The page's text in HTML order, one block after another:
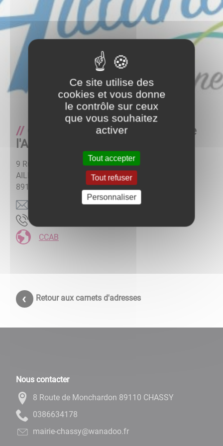
Communauté de Communes de
l'Aillantais en Bourgogne
9 Rue des Perrières
AILLANT SUR THOLON
89110
MONTHOLON
rf.siatnalliacc@tcatnoc
CCAB
Retour aux carnets d'adresses
Nous contacter
8 Route de Monchardon 89110 CHASSY
8714366830
rf.oodanaw@yssahc-eiriam
Ce site utilise des
cookies et vous donne
le contrôle sur ceux
que vous souhaitez
activer
Tout accepter
Tout refuser
Personnaliser